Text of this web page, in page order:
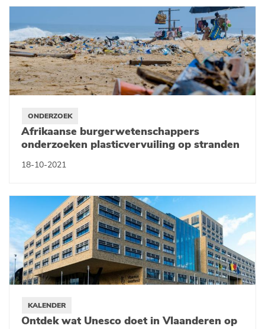
ONDERZOEK
Afrikaanse burgerwetenschappers
onderzoeken plasticvervuiling op stranden
18-10-2021
KALENDER
Ontdek wat Unesco doet in Vlaanderen op